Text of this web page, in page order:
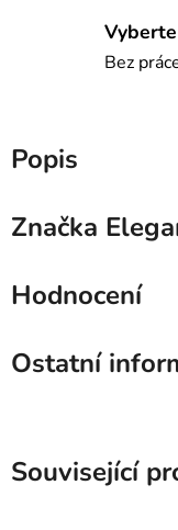
Bez
Popis
Značka
Hodnocení
Ostatní
Související